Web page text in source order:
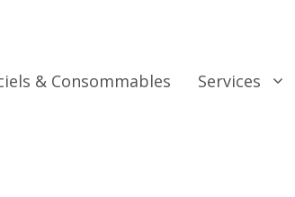
& Consommables Services